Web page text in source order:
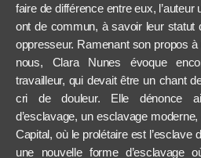
faire de différence entre eux, l’auteur
ont de commun, à savoir leur statut
oppresseur. Ramenant son propos
nous, Clara Nunes évoque
travailleur, qui devait être un chant
cri de douleur. Elle dénonce
d’esclavage, un esclavage
Capital, où le prolétaire est l’esclave
une nouvelle forme d’esclavage